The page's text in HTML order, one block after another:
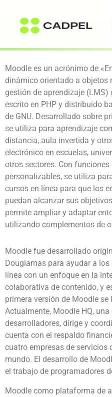
Moodle es un acrónimo de
dinámico orientado a objetos
gestión de aprendizaje
escrito en PHP y distribuido
de GNU. Desarrollado sobre
se utiliza para aprendizaje
distancia, aula invertida y
electrónico en escuelas,
otros sectores. Con funciones
personalizables, se utiliza
cursos en línea para que los
puedan alcanzar sus
permite ampliar y adaptar
utilizando complementos de
Moodle fue desarrollado
Dougiamas para ayudar a
línea con un enfoque en la
colaborativa de contenido, y
primera versión de Moodle
Actualmente, Moodle HQ,
desarrolladores, dirige y
cuenta con el respaldo
cuatro empresas de servicios
mundo. El desarrollo de
el trabajo de programadores
Moodle como plataforma de